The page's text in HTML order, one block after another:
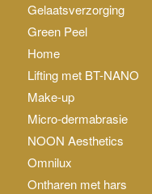
Gelaatsverzorging
Green Peel
Home
Lifting met BT-NANO
Make-up
Micro-dermabrasie
NOON Aesthetics
Omnilux
Ontharen met hars